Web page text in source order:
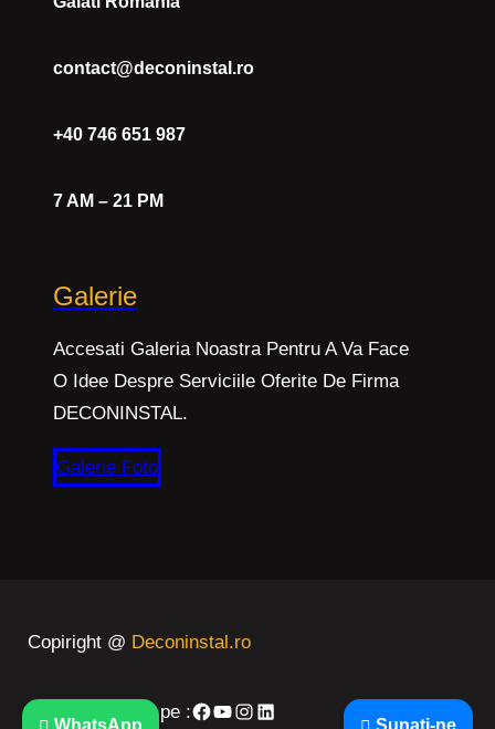
contact@deconinstal.ro
+40 746 651 987
7 AM – 21 PM
Galerie
Accesati Galeria Noastra Pentru A Va Face
O Idee Despre Serviciile Oferite De Firma
DECONINSTAL.
Galerie Foto
Copiright @ Deconinstal.ro
Urmarestene si pe :Facebook
YouTube
Instagram
LinkedIn
Sunati-ne
WhatsApp